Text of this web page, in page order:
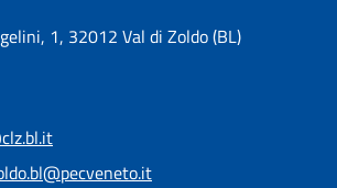
1, 32012 Val di Zoldo (BL)